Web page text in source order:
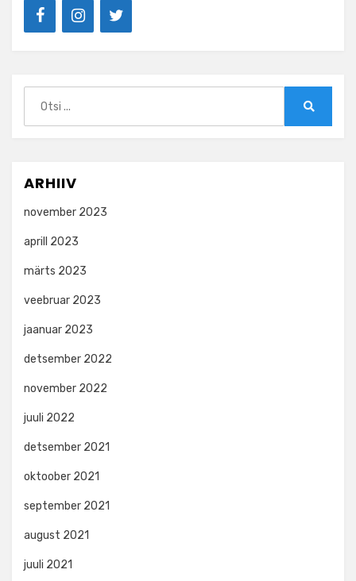
for:
ARHIIV
november 2023
aprill 2023
märts 2023
veebruar 2023
jaanuar 2023
detsember 2022
november 2022
juuli 2022
detsember 2021
oktoober 2021
september 2021
august 2021
juuli 2021